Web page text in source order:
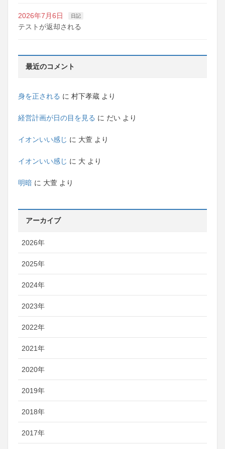
2026年7月6日 日記
テストが返却される
最近のコメント
身を正される に 村下孝蔵 より
経営計画が日の目を見る に だい より
イオンいい感じ に 大萱 より
イオンいい感じ に 大 より
明暗 に 大萱 より
アーカイブ
2026年
2025年
2024年
2023年
2022年
2021年
2020年
2019年
2018年
2017年